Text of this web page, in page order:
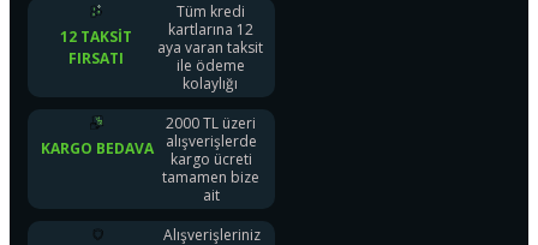
12 TAKSIT
FIRSATI
Tüm kredi
kartlarına 12
aya varan taksit
ile ödeme
kolaylığı
KARGO BEDAVA
2000 TL üzeri
alışverişlerde
kargo ücreti
tamamen bize
ait
Alışverişleriniz